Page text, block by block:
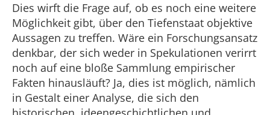
Dies wirft die Frage auf, ob es noch eine weitere
Möglichkeit gibt, über den Tiefenstaat objektive
Aussagen zu treffen. Wäre ein Forschungsansatz
denkbar, der sich weder in Spekulationen verirrt
noch auf eine bloße Sammlung empirischer
Fakten hinausläuft? Ja, dies ist möglich, nämlich
in Gestalt einer Analyse, die sich den